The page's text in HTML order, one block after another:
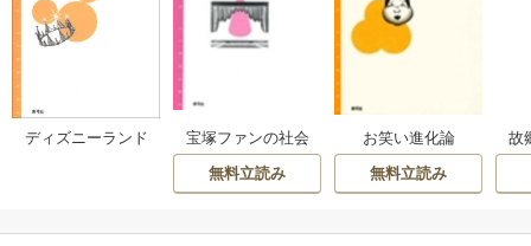
ディズニーランド
宝塚ファンの社会
学 スターは劇場の
外で作られる
無料立読み
お笑い進化論
無料立読み
故